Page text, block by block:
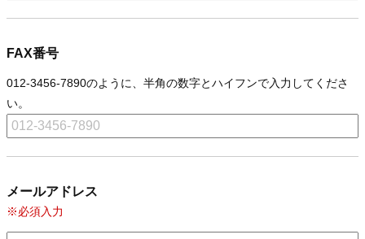
FAX番号
012-3456-7890のように、半角の数字とハイフンで入力してくださ
い。
メールアドレス
※必須入力